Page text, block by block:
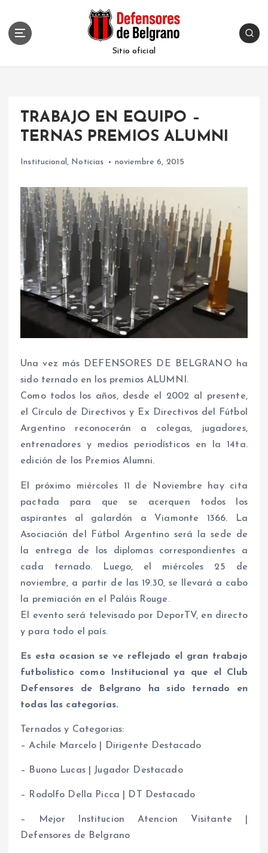
Sitio oficial
TRABAJO EN EQUIPO –
TERNAS PREMIOS ALUMNI
Institucional , Noticias noviembre 6, 2015
Una vez más DEFENSORES DE BELGRANO ha
sido ternado en los premios ALUMNI.
Como todos los años, desde el 2002 al presente,
el Círculo de Directivos y Ex Directivos del Fútbol
Argentino reconocerán a colegas, jugadores,
entrenadores y medios periodísticos en la 14ta.
edición de los Premios Alumni.
El próximo miércoles 11 de Noviembre hay cita
pactada para que se acerquen todos los
aspirantes al galardón a Viamonte 1366. La
Asociación del Fútbol Argentino será la sede de
la entrega de los diplomas correspondientes a
cada ternado. Luego, el miércoles 25 de
noviembre, a partir de las 19.30, se llevará a cabo
la premiación en el Paláis Rouge.
El evento será televisado por DeporTV, en directo
y para todo el país.
Es esta ocasion se ve reflejado el gran trabajo
futbolistico como Institucional ya que el Club
Defensores de Belgrano ha sido ternado en
todas las categorías.
Ternados y Categorias:
– Achile Marcelo | Dirigente Destacado
– Buono Lucas | Jugador Destacado
– Rodolfo Della Picca | DT Destacado
– Mejor Institucion Atencion Visitante |
Defensores de Belgrano